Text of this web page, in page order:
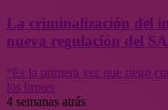
La criminalización del
nueva regulación del
“Es la primera vez que riego
los brotes
4 semanas atrás